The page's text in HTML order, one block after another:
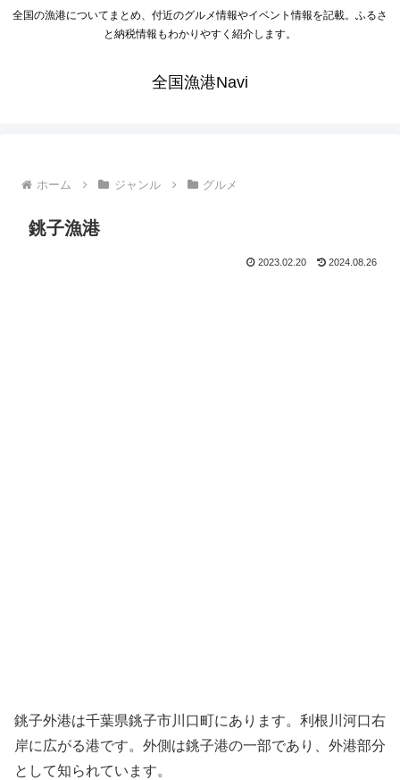
全国の漁港についてまとめ、付近のグルメ情報やイベント情報を記載。ふるさ
と納税情報もわかりやすく紹介します。
全国漁港Navi
ホーム ジャンル グルメ
銚子漁港
2023.02.20 2024.08.26
銚子外港は千葉県銚子市川口町にあります。利根川河口右
岸に広がる港です。外側は銚子港の一部であり、外港部分
として知られています。